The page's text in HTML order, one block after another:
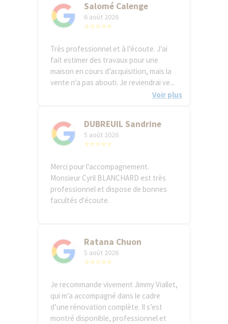
Salomé Calenge
6 août 2026
⭐⭐⭐⭐⭐
Très professionnel et à l’écoute. J’ai
fait estimer des travaux pour une
maison en cours d’acquisition, mais la
vente n’a pas abouti. Je reviendrai ve...
Voir plus
DUBREUIL Sandrine
5 août 2026
⭐⭐⭐⭐⭐
Merci pour l'accompagnement.
Monsieur Cyril BLANCHARD est très
professionnel et dispose de bonnes
facultés d'écoute.
Ratana Chuon
5 août 2026
⭐⭐⭐⭐⭐
Je recommande vivement Jimmy Viallet,
qui m’a accompagné dans le cadre
d’une rénovation complète. Il s’est
montré disponible, professionnel et